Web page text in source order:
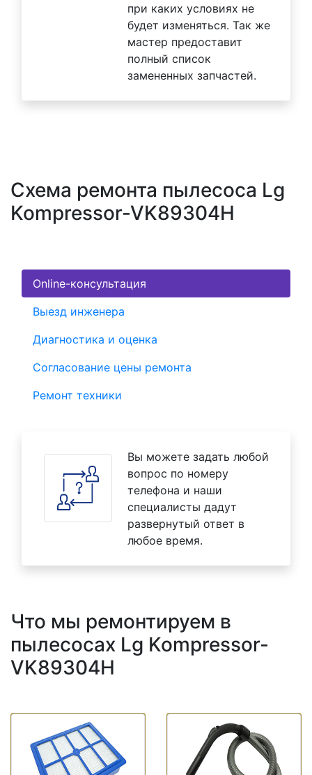
при каких условиях не
будет изменяться. Так же
мастер предоставит
полный список
замененных запчастей.
Схема ремонта пылесоса Lg
Kompressor-VK89304H
Online-консультация
Выезд инженера
Диагностика и оценка
Согласование цены ремонта
Ремонт техники
Вы можете задать любой
вопрос по номеру
телефона и наши
специалисты дадут
развернутый ответ в
любое время.
Что мы ремонтируем в
пылесосах Lg Kompressor-
VK89304H